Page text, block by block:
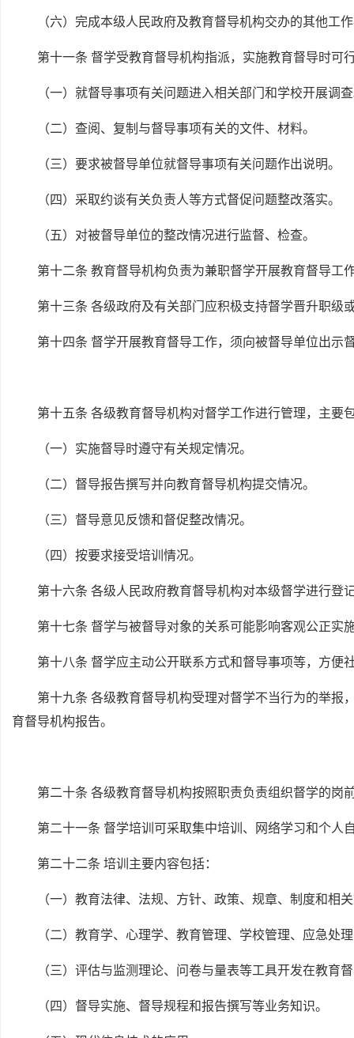
（六）完成本级人民政府及教育督导机构交办的其他工
第十一条 督学受教育督导机构指派，实施教育督导时可
（一）就督导事项有关问题进入相关部门和学校开展调
（二）查阅、复制与督导事项有关的文件、材料。
（三）要求被督导单位就督导事项有关问题作出说明。
（四）采取约谈有关负责人等方式督促问题整改落实。
（五）对被督导单位的整改情况进行监督、检查。
第十二条 教育督导机构负责为兼职督学开展教育督导工
第十三条 各级政府及有关部门应积极支持督学晋升职级
第十四条 督学开展教育督导工作，须向被督导单位出示
第十五条 各级教育督导机构对督学工作进行管理，主要
（一）实施督导时遵守有关规定情况。
（二）督导报告撰写并向教育督导机构提交情况。
（三）督导意见反馈和督促整改情况。
（四）按要求接受培训情况。
第十六条 各级人民政府教育督导机构对本级督学进行登
第十七条 督学与被督导对象的关系可能影响客观公正实
第十八条 督学应主动公开联系方式和督导事项等，方便
第十九条 各级教育督导机构受理对督学不当行为的举报
育督导机构报告。
第二十条 各级教育督导机构按照职责负责组织督学的岗
第二十一条 督学培训可采取集中培训、网络学习和个人
第二十二条 培训主要内容包括：
（一）教育法律、法规、方针、政策、规章、制度和相
（二）教育学、心理学、教育管理、学校管理、应急处
（三）评估与监测理论、问卷与量表等工具开发在教育
（四）督导实施、督导规程和报告撰写等业务知识。